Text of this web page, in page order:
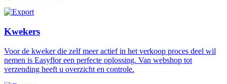
Kwekers
Voor de kweker die zelf meer actief in het verkoop proces deel wil
nemen is Easyflor een perfecte oplossing. Van webshop tot
verzending heeft u overzicht en controle.